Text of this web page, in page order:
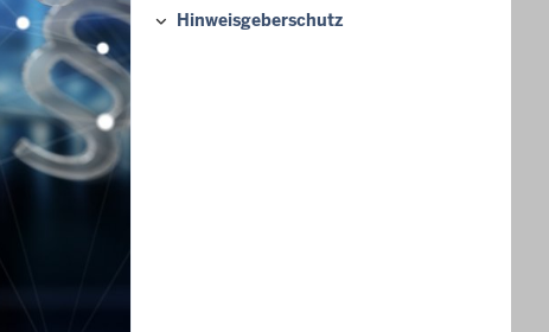
Hinweisgeberschutz